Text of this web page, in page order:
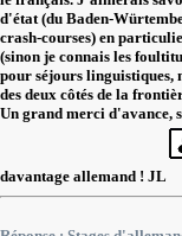
d'état (du Baden-
crash-courses) en
(sinon je connais les
pour séjours linguistiques,
des deux côtés de la
Un grand merci d'avance,
davantage allemand ! JL